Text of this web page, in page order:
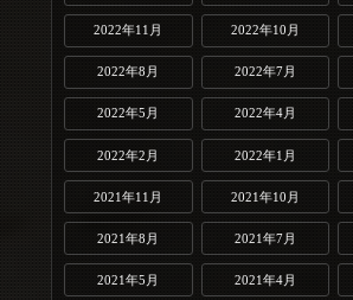
2022年11月 2022年10月
2022年8月 2022年7月
2022年5月 2022年4月
2022年2月 2022年1月
2021年11月 2021年10月
2021年8月 2021年7月
2021年5月 2021年4月